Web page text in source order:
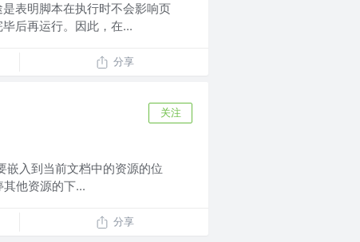
表明脚本在执行时不会影响页
后再运行。因此，在...
分享
关注
入到当前文档中的资源的位
他资源的下...
分享